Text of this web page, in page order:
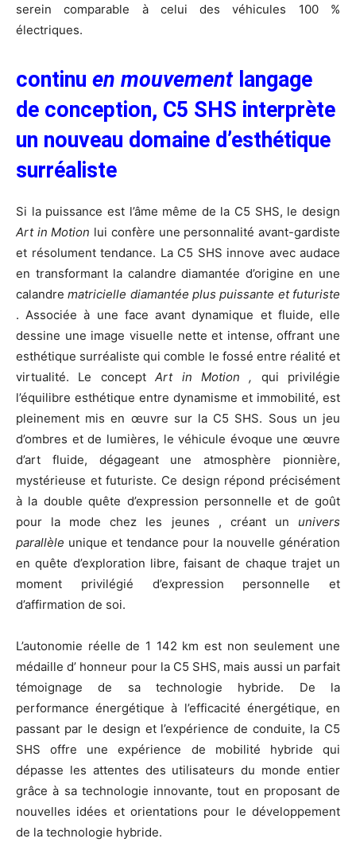
serein comparable à celui des véhicules 100 %
électriques.
continu en mouvement langage
de conception, C5 SHS interprète
un nouveau domaine d’esthétique
surréaliste
Si la puissance est l’âme même de la C5 SHS, le design
Art in Motion lui confère une personnalité avant-gardiste
et résolument tendance. La C5 SHS innove avec audace
en transformant la calandre diamantée d’origine en une
calandrematricielle diamantée plus puissante et futuriste
. Associée à une face avant dynamique et fluide, elle
dessine une image visuelle nette et intense, offrant une
esthétique surréaliste qui comble le fossé entre réalité et
virtualité. Le conceptArt in Motion , qui privilégie
l’équilibre esthétique entre dynamisme et immobilité, est
pleinement mis en œuvre sur la C5 SHS. Sous un jeu
d’ombres et de lumières, le véhicule évoque une œuvre
d’art fluide, dégageant une atmosphère pionnière,
mystérieuse et futuriste. Ce design répond précisément
à la double quête d’expression personnelle et de goût
pour la mode chez les jeunes , créant un univers
parallèle unique et tendance pour la nouvelle génération
en quête d’exploration libre, faisant de chaque trajet un
moment privilégié d’expression personnelle et
d’affirmation de soi.
L’autonomie réelle de 1 142 km est non seulement une
médaille d’ honneur pour la C5 SHS, mais aussi un parfait
témoignage de sa technologie hybride. De la
performance énergétique à l’efficacité énergétique, en
passant par le design et l’expérience de conduite, la C5
SHS offre une expérience de mobilité hybride qui
dépasse les attentes des utilisateurs du monde entier
grâce à sa technologie innovante, tout en proposant de
nouvelles idées et orientations pour le développement
de la technologie hybride.